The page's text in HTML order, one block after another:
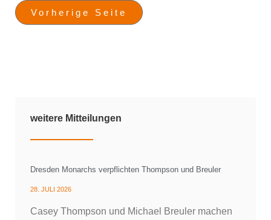
Vorherige Seite
weitere Mitteilungen
Dresden Monarchs verpflichten Thompson und Breuler
28. JULI 2026
Casey Thompson und Michael Breuler machen